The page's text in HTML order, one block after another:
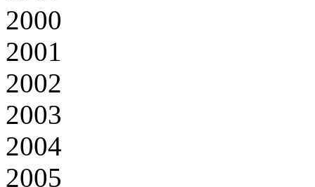
2000
2001
2002
2003
2004
2005